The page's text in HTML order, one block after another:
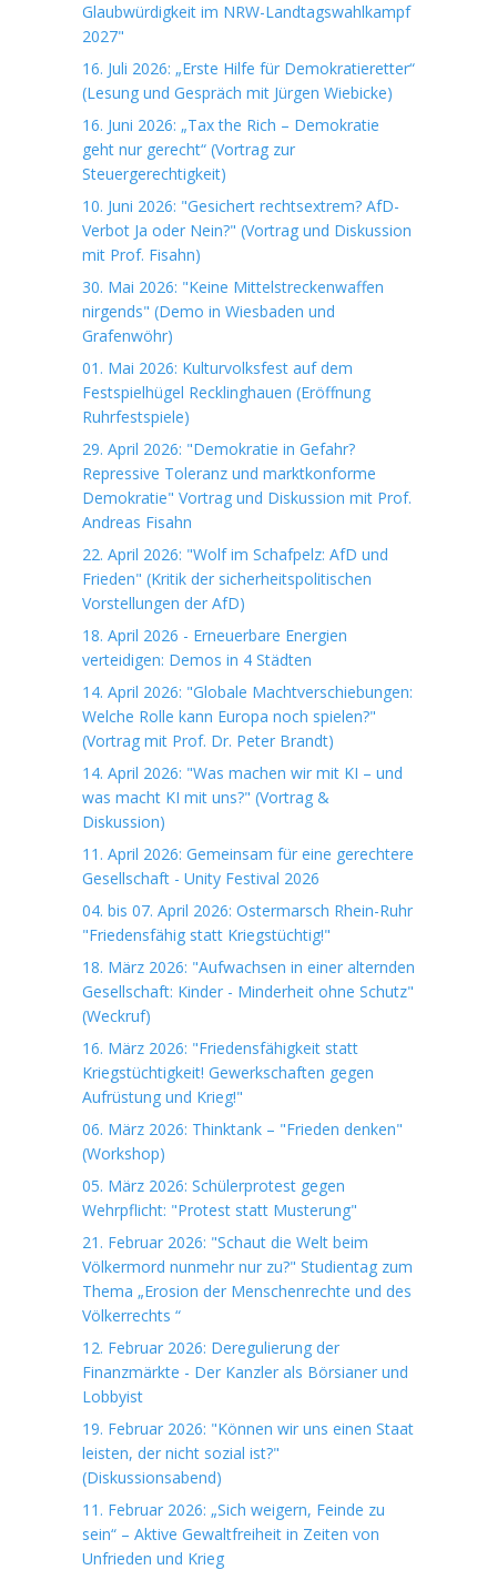
Glaubwürdigkeit im NRW-Landtagswahlkampf
2027"
16. Juli 2026: „Erste Hilfe für Demokratieretter“
(Lesung und Gespräch mit Jürgen Wiebicke)
16. Juni 2026: „Tax the Rich – Demokratie
geht nur gerecht“ (Vortrag zur
Steuergerechtigkeit)
10. Juni 2026: "Gesichert rechtsextrem? AfD-
Verbot Ja oder Nein?" (Vortrag und Diskussion
mit Prof. Fisahn)
30. Mai 2026: "Keine Mittelstreckenwaffen
nirgends" (Demo in Wiesbaden und
Grafenwöhr)
01. Mai 2026: Kulturvolksfest auf dem
Festspielhügel Recklinghauen (Eröffnung
Ruhrfestspiele)
29. April 2026: "Demokratie in Gefahr?
Repressive Toleranz und marktkonforme
Demokratie" Vortrag und Diskussion mit Prof.
Andreas Fisahn
22. April 2026: "Wolf im Schafpelz: AfD und
Frieden" (Kritik der sicherheitspolitischen
Vorstellungen der AfD)
18. April 2026 - Erneuerbare Energien
verteidigen: Demos in 4 Städten
14. April 2026: "Globale Machtverschiebungen:
Welche Rolle kann Europa noch spielen?"
(Vortrag mit Prof. Dr. Peter Brandt)
14. April 2026: "Was machen wir mit KI – und
was macht KI mit uns?" (Vortrag &
Diskussion)
11. April 2026: Gemeinsam für eine gerechtere
Gesellschaft - Unity Festival 2026
04. bis 07. April 2026: Ostermarsch Rhein-Ruhr
"Friedensfähig statt Kriegstüchtig!"
18. März 2026: "Aufwachsen in einer alternden
Gesellschaft: Kinder - Minderheit ohne Schutz"
(Weckruf)
16. März 2026: "Friedensfähigkeit statt
Kriegstüchtigkeit! Gewerkschaften gegen
Aufrüstung und Krieg!"
06. März 2026: Thinktank – "Frieden denken"
(Workshop)
05. März 2026: Schülerprotest gegen
Wehrpflicht: "Protest statt Musterung"
21. Februar 2026: "Schaut die Welt beim
Völkermord nunmehr nur zu?" Studientag zum
Thema „Erosion der Menschenrechte und des
Völkerrechts “
12. Februar 2026: Deregulierung der
Finanzmärkte - Der Kanzler als Börsianer und
Lobbyist
19. Februar 2026: "Können wir uns einen Staat
leisten, der nicht sozial ist?"
(Diskussionsabend)
11. Februar 2026: „Sich weigern, Feinde zu
sein“ – Aktive Gewaltfreiheit in Zeiten von
Unfrieden und Krieg